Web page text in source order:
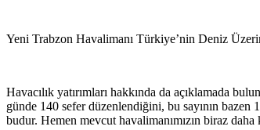
Yeni Trabzon Havalimanı Türkiye’nin Deniz
Havacılık yatırımları hakkında da açıklamada
günde 140 sefer düzenlendiğini, bu sayının
budur. Hemen mevcut havalimanımızın biraz